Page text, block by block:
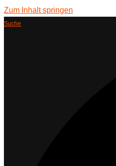
Zum Inhalt springen
Suche